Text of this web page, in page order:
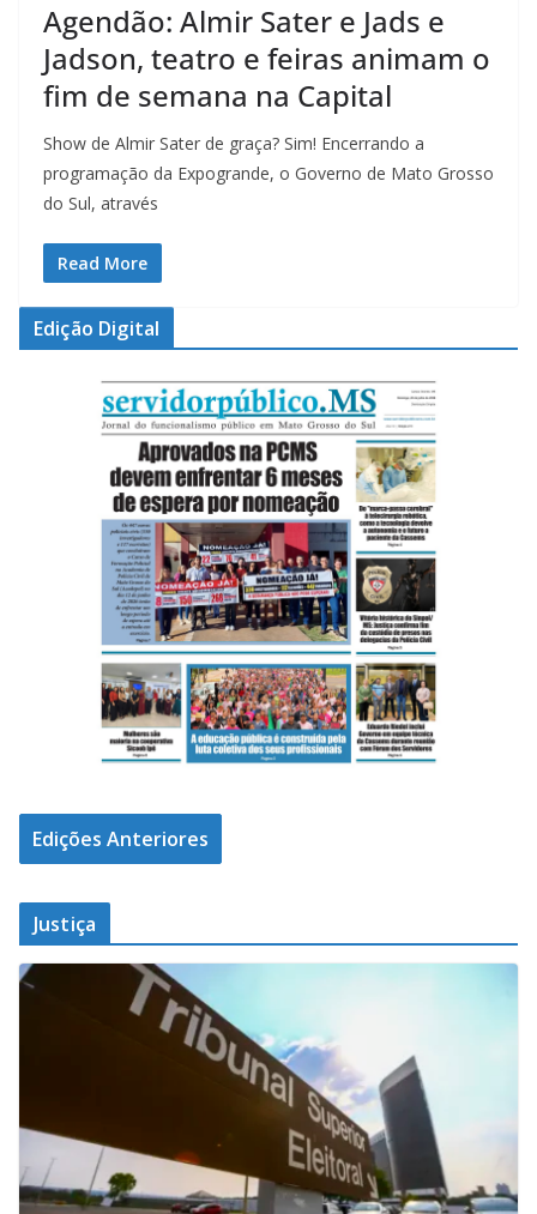
Agendão: Almir Sater e Jads e
Jadson, teatro e feiras animam o
fim de semana na Capital
Show de Almir Sater de graça? Sim! Encerrando a
programação da Expogrande, o Governo de Mato Grosso
do Sul, através
Read More
Edição Digital
Edições Anteriores
Justiça